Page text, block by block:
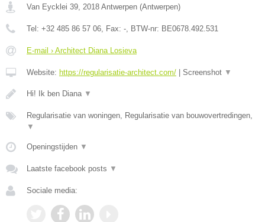
Van Eycklei 39, 2018 Antwerpen (Antwerpen)
Tel: +32 485 86 57 06, Fax: -, BTW-nr: BE0678.492.531
E-mail › Architect Diana Losieva
Website: https://regularisatie-architect.com/ Screenshot ▼
Hi! Ik ben Diana ▼
Regularisatie van woningen, Regularisatie van bouwovertredingen,
▼
Openingstijden ▼
Laatste facebook posts ▼
Sociale media: